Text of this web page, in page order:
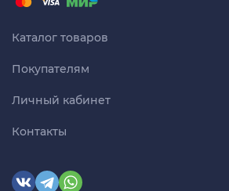
Каталог товаров
Покупателям
Личный кабинет
Контакты